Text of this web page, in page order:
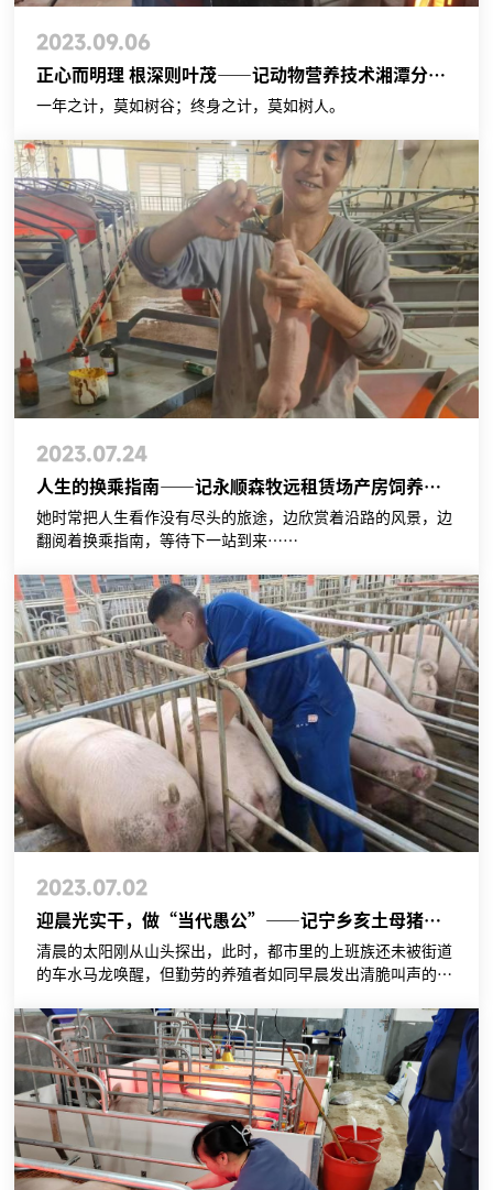
2023.09.06
正心而明理 根深则叶茂——记动物营养技术湘潭分公司综合部主任谭正根
一年之计，莫如树谷；终身之计，莫如树人。
2023.07.24
人生的换乘指南——记永顺森牧远租赁场产房饲养员石仕秀
她时常把人生看作没有尽头的旅途，边欣赏着沿路的风景，边
翻阅着换乘指南，等待下一站到来……
2023.07.02
迎晨光实干，做“当代愚公”——记宁乡亥土母猪场配怀主管王盼超
清晨的太阳刚从山头探出，此时，都市里的上班族还未被街道
的车水马龙唤醒，但勤劳的养殖者如同早晨发出清脆叫声的小
盼超来说，这个时间点理应是他手持记录本在配怀舍开始巡栏
的时候……